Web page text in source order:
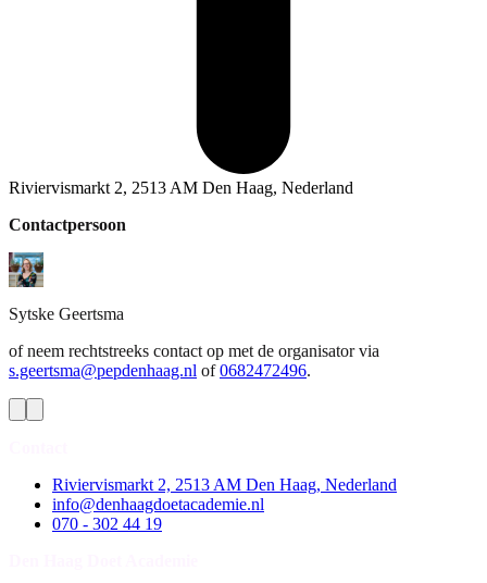
Riviervismarkt 2, 2513 AM Den Haag, Nederland
Contactpersoon
Sytske Geertsma
of neem rechtstreeks contact op met de organisator via
s.geertsma@pepdenhaag.nl of 0682472496.
Riviervismarkt 2, 2513 AM Den Haag, Nederland
info@denhaagdoetacademie.nl
070 - 302 44 19